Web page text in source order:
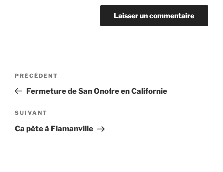
Navigation
l’article
Article
précédent
PRÉCÉDENT
Fermeture de San Onofre en Californie
Article
suivant
SUIVANT
Ca pète à Flamanville